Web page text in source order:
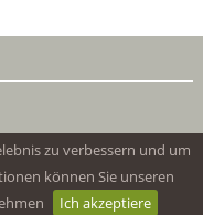
zu verbessern und um
können Sie unseren
Ich akzeptiere